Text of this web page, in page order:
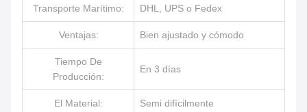
Transporte Marítimo: DHL, UPS o Fedex
Ventajas: Bien ajustado y cómodo
Tiempo De
Producción:
En 3 días
El Material: Semi difícilmente